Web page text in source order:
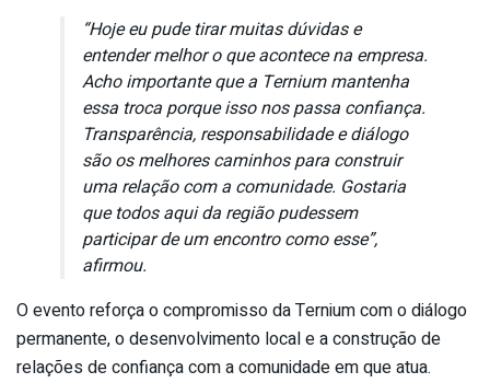
“Hoje eu pude tirar muitas dúvidas e
entender melhor o que acontece na empresa.
Acho importante que a Ternium mantenha
essa troca porque isso nos passa confiança.
Transparência, responsabilidade e diálogo
são os melhores caminhos para construir
uma relação com a comunidade. Gostaria
que todos aqui da região pudessem
participar de um encontro como esse”,
afirmou.
O evento reforça o compromisso da Ternium com o diálogo
permanente, o desenvolvimento local e a construção de
relações de confiança com a comunidade em que atua.